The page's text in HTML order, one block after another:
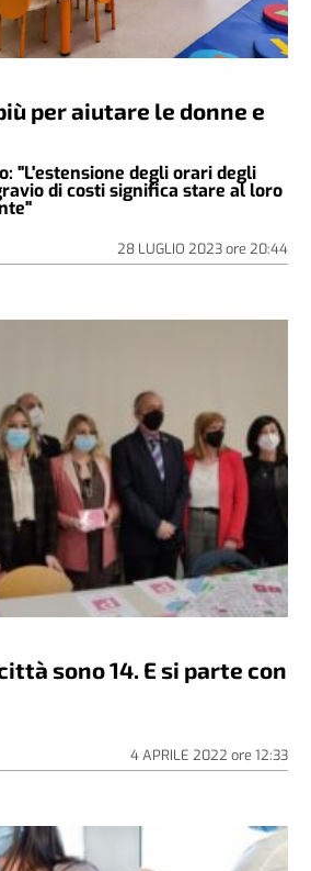
per aiutare le donne e
"L'estensione degli orari degli
di costi significa stare al loro
28 LUGLIO 2023ore 20:44
sono 14. E si parte con
4 APRILE 2022 ore 12:33